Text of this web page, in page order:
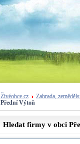
Živéobce.cz Zahrada,
Přední Výtoň
Hledat firmy v obci